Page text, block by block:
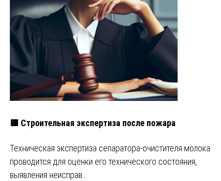
🟥 Строительная экспертиза после пожара
Техническая экспертиза сепаратора-очистителя молока
проводится для оценки его технического состояния,
выявления неисправ…